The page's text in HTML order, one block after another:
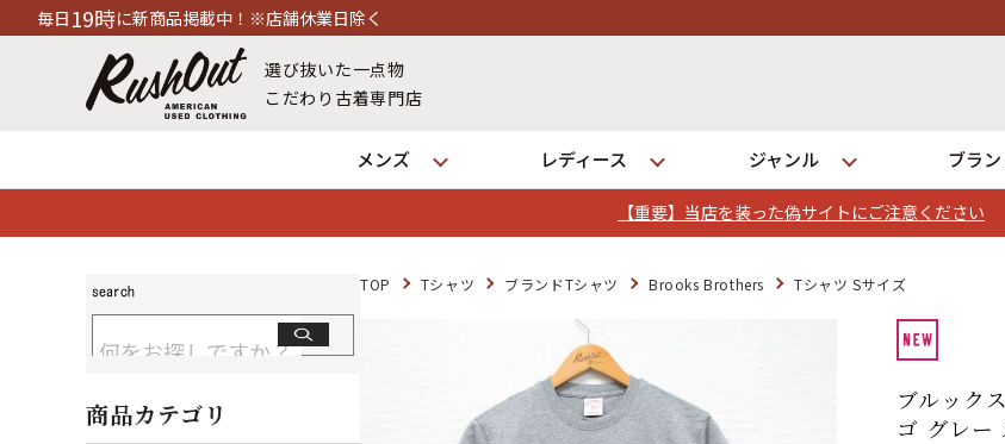
【重要】当店を装った偽サイトにご注意ください
品掲載中！※店舗休業日除く
選び抜いた一点物
こだわり古着専門店
メンズ レディース ジャンル ブラン
発送について
TOP Tシャツ ブランドTシャツ Brooks Brothers Tシャツ Sサイズ
ブルック
ゴ グレー
商品カテゴリ